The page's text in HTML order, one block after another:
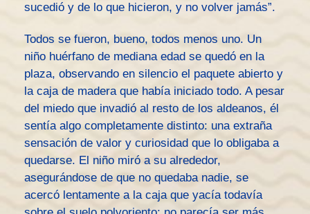
sucedió y de lo que hicieron, y no volver jamás”.
Todos se fueron, bueno, todos menos uno. Un
niño huérfano de mediana edad se quedó en la
plaza, observando en silencio el paquete abierto y
la caja de madera que había iniciado todo. A pesar
del miedo que invadió al resto de los aldeanos, él
sentía algo completamente distinto: una extraña
sensación de valor y curiosidad que lo obligaba a
quedarse. El niño miró a su alrededor,
asegurándose de que no quedaba nadie, se
acercó lentamente a la caja que yacía todavía